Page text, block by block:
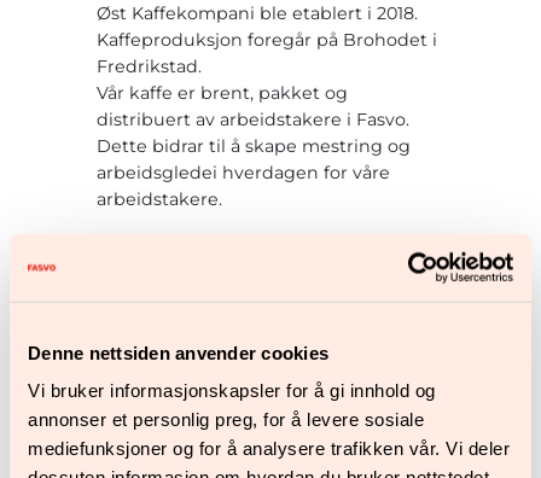
Denne nettsiden anvender cookies
Vi bruker informasjonskapsler for å gi innhold og
annonser et personlig preg, for å levere sosiale
mediefunksjoner og for å analysere trafikken vår. Vi deler
k
1
o
m
p
a
n
i
–
S
B
r
a
s
i
Øst Kaffekompani ble etablert i 2018.
Kaffeproduksjon foregår på Brohodet i
Fredrikstad.
Vår kaffe er brent, pakket og
distribuert av arbeidstakere i Fasvo.
Dette bidrar til å skape mestring og
arbeidsgledei hverdagen for våre
arbeidstakere.
Relaterte produkter